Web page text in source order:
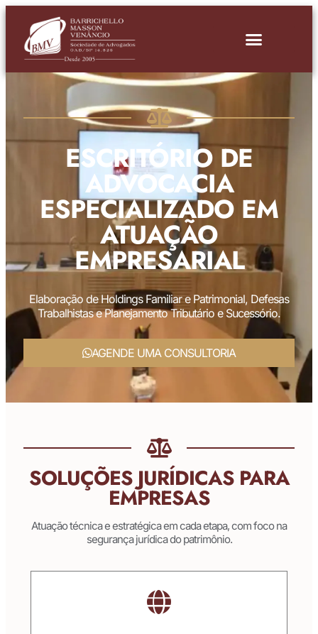
ESCRITÓRIO DE
ADVOCACIA
ESPECIALIZADO EM
ATUAÇÃO
EMPRESARIAL
Elaboração de Holdings Familiar e Patrimonial, Defesas
Trabalhistas e Planejamento Tributário e Sucessório.
AGENDE UMA CONSULTORIA
SOLUÇÕES JURÍDICAS PARA
EMPRESAS
Atuação técnica e estratégica em cada etapa, com foco na
segurança jurídica do patrimônio.